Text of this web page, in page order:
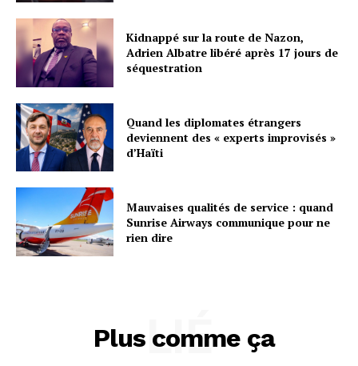
Kidnappé sur la route de Nazon,
Adrien Albatre libéré après 17 jours de
séquestration
Quand les diplomates étrangers
deviennent des « experts improvisés »
d’Haïti
Mauvaises qualités de service : quand
Sunrise Airways communique pour ne
rien dire
Plus comme ça
LIÉ